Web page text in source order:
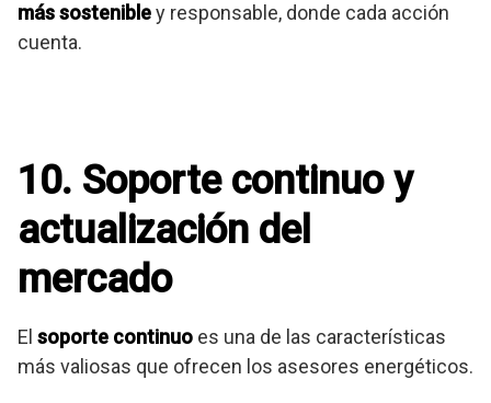
más sostenibley responsable, donde cada acción
cuenta.
10. Soporte continuo y
actualización del
mercado
El soporte continuo es una de las características
más valiosas que ofrecen los asesores energéticos.